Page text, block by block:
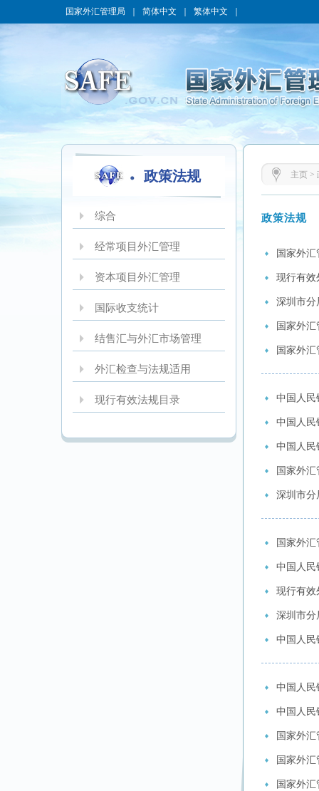
国家外汇管理局 简体中文 繁体中文
政策法规
综合
经常项目外汇管理
资本项目外汇管理
国际收支统计
结售汇与外汇市场管理
外汇检查与法规适用
现行有效法规目录
主页 >
政策法规
国家外
现行有效
深圳市分
国家外
国家外
中国人民
中国人民
中国人民
国家外
深圳市分
国家外
中国人民
现行有效
深圳市分
中国人民
中国人民
中国人民
国家外
国家外
国家外